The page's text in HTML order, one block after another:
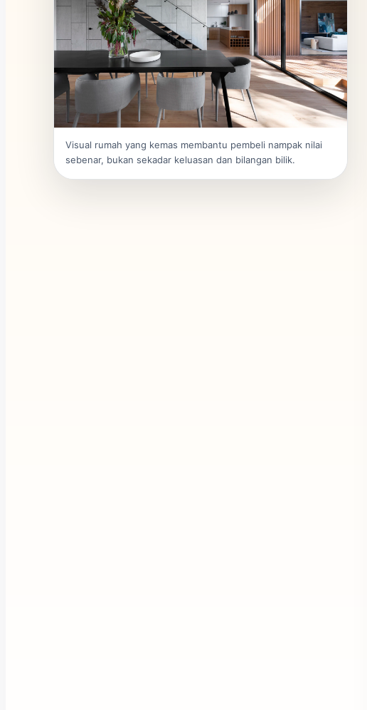
Visual rumah yang kemas membantu pembeli nampak nilai
sebenar, bukan sekadar keluasan dan bilangan bilik.